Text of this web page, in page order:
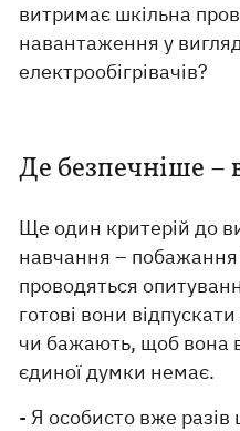
витримає шкільна
навантаження у
електрообігрівачів?
Де безпечніше –
Ще один критерій до
навчання – побажання
проводяться
готові вони
чи бажають, щоб вона
єдиної думки немає.
- Я особисто вже